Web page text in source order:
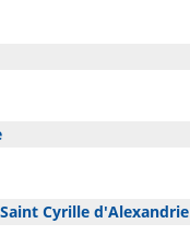
Cyrille d'Alexandrie